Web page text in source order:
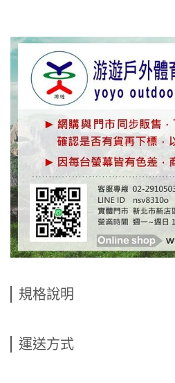
規格說明
運送方式